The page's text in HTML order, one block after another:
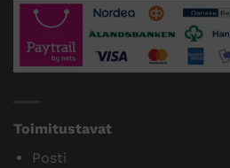
Toimitustavat
Posti